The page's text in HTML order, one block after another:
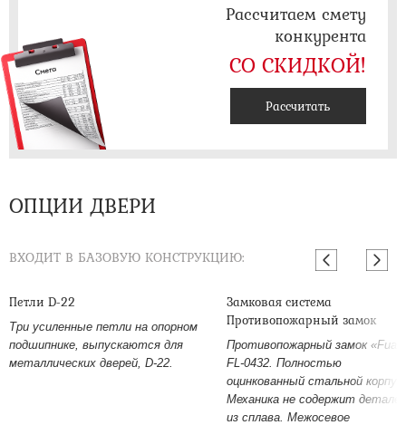
Рассчитаем смету
конкурента
СО СКИДКОЙ!
Рассчитать
ОПЦИИ ДВЕРИ
ВХОДИТ В БАЗОВУЮ КОНСТРУКЦИЮ:
Петли D-22
Три усиленные петли на опорном
подшипнике, выпускаются для
металлических дверей, D-22.
Замковая система
Противопожарный замок
Противопожарный замок
FL-0432. Полностью
оцинкованный стальной корпус.
Механика не содержит деталей
из сплава. Межосевое